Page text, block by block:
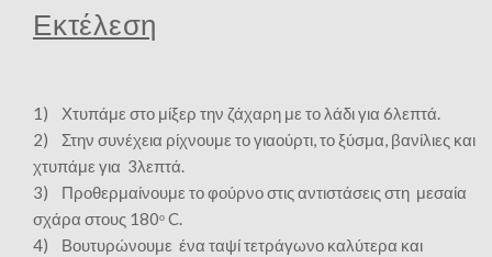
Εκτέλεση
1) Χτυπάμε στο μίξερ την ζάχαρη με το λάδι για 6λεπτά.
2) Στην συνέχεια ρίχνουμε το γιαούρτι, το ξύσμα, βανίλιες και
χτυπάμε για 3λεπτά.
3) Προθερμαίνουμε το φούρνο στις αντιστάσεις στη μεσαία
σχάρα στους 180ο C.
4) Βουτυρώνουμε ένα ταψί τετράγωνο καλύτερα και